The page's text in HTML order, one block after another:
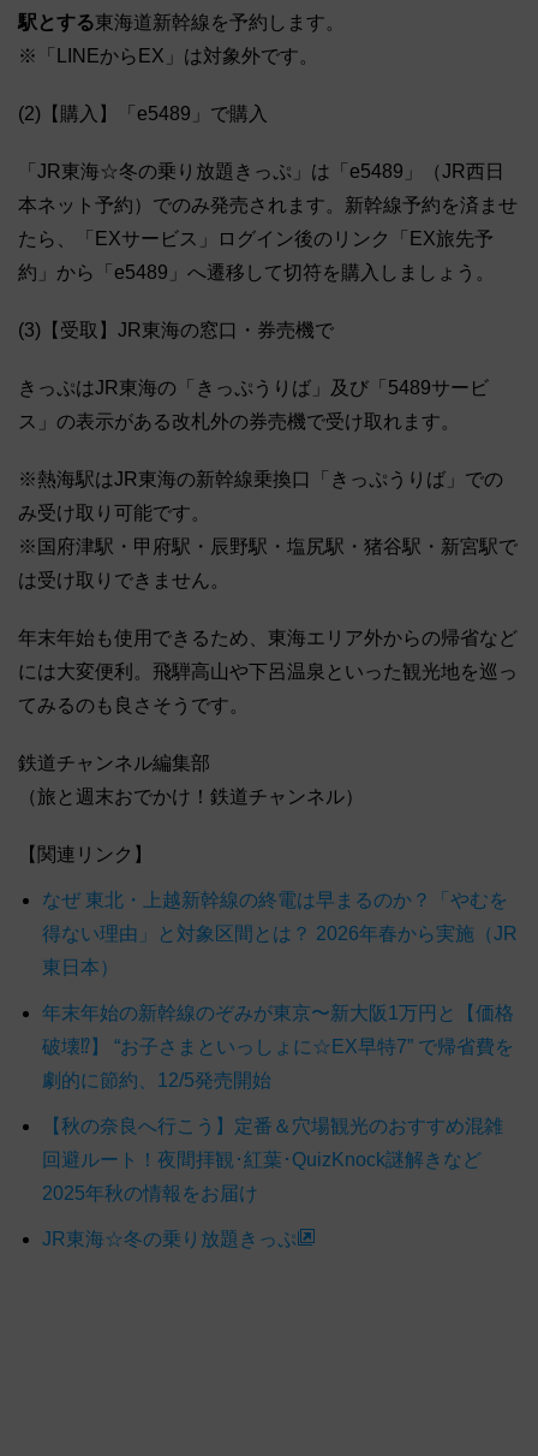
駅とする東海道新幹線を予約します。
※「LINEからEX」は対象外です。
(2)【購入】「e5489」で購入
「JR東海☆冬の乗り放題きっぷ」は「e5489」（JR西日
本ネット予約）でのみ発売されます。新幹線予約を済ませ
たら、「EXサービス」ログイン後のリンク「EX旅先予
約」から「e5489」へ遷移して切符を購入しましょう。
(3)【受取】JR東海の窓口・券売機で
きっぷはJR東海の「きっぷうりば」及び「5489サービ
ス」の表示がある改札外の券売機で受け取れます。
※熱海駅はJR東海の新幹線乗換口「きっぷうりば」での
み受け取り可能です。
※国府津駅・甲府駅・辰野駅・塩尻駅・猪谷駅・新宮駅で
は受け取りできません。
年末年始も使用できるため、東海エリア外からの帰省など
には大変便利。飛騨高山や下呂温泉といった観光地を巡っ
てみるのも良さそうです。
鉄道チャンネル編集部
（旅と週末おでかけ！鉄道チャンネル）
【関連リンク】
なぜ 東北・上越新幹線の終電は早まるのか？「やむを
得ない理由」と対象区間とは？ 2026年春から実施（JR
東日本）
年末年始の新幹線のぞみが東京〜新大阪1万円と【価格
破壊⁉】 “お子さまといっしょに☆EX早特7” で帰省費を
劇的に節約、12/5発売開始
【秋の奈良へ行こう】定番＆穴場観光のおすすめ混雑
回避ルート！夜間拝観･紅葉･QuizKnock謎解きなど
2025年秋の情報をお届け
JR東海☆冬の乗り放題きっぷ